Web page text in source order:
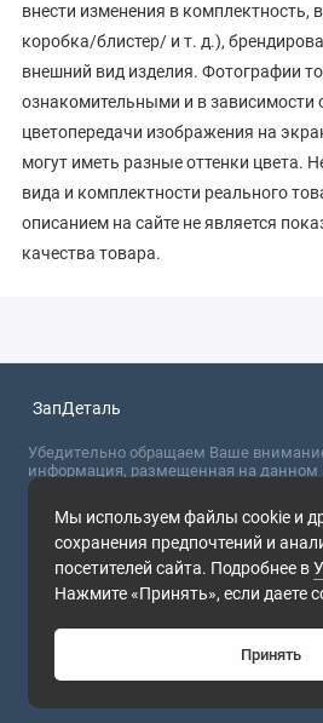
внести изменения в комплектность,
коробка/блистер/ и т. д.),
внешний вид изделия. Фотографии
ознакомительными и в зависимости
цветопередачи изображения на
могут иметь разные оттенки цвета.
вида и комплектности реального
описанием на сайте не является
качества товара.
Мы используем файлы cookie и
сохранения предпочтений и
посетителей сайта. Подробнее в
Нажмите «Принять», если даете
Принять
ЗапДеталь
Убедительно обращаем Ваше
информация, размещенная на данном
сугубо информационный характер и не
офертой, определяемой положениями
получения точной информации о
пожалуйста, обращайтесь в
2026